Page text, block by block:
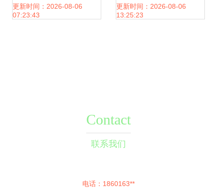
境 研发的挑战与突
更新时间：2026-08-06
07:23:43
建设研讨会在我校
更新时间：2026-08-06
13:25:23
Contact
联系我们
电话：1860163**